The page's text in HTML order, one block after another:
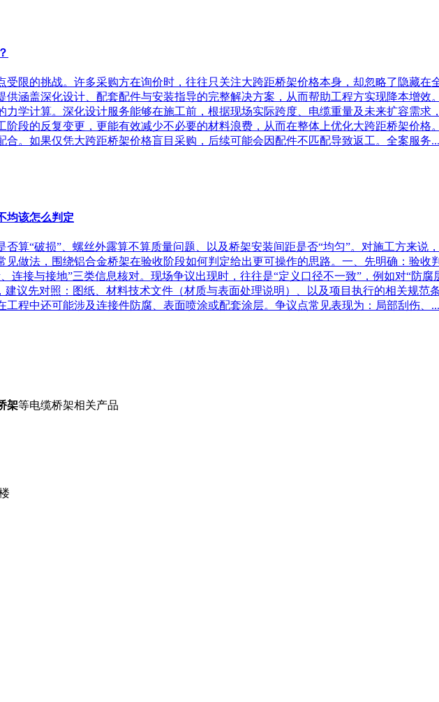
限的挑战。许多采购方在询价时，往往只关注大跨距桥架价格本身，却忽略了隐藏在
涵盖深化设计、配套配件与安装指导的完整解决方案，从而帮助工程方实现降本增效
学计算。深化设计服务能够在施工前，根据现场实际跨度、电缆重量及未来扩容需求
段的反复变更，更能有效减少不必要的材料浪费，从而在整体上优化大跨距桥架价格
。如果仅凭大跨距桥架价格盲目采购，后续可能会因配件不匹配导致返工。全案服务...
均该怎么判定
算“破损”、螺丝外露算不算质量问题、以及桥架安装间距是否“均匀”。对施工方来说
做法，围绕铝合金桥架在验收阶段如何判定给出更可操作的思路。一、先明确：验收
接与接地”三类信息核对。现场争议出现时，往往是“定义口径不一致”，例如对“防腐
议先对照：图纸、材料技术文件（材质与表面处理说明）、以及项目执行的相关规范
程中还可能涉及连接件防腐、表面喷涂或配套涂层。争议点常见表现为：局部刮伤、...
架等电缆桥架相关产品